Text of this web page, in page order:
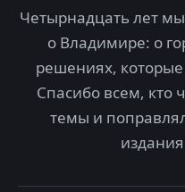
Четырнадцать лет
о Владимире: о
решениях,
Спасибо всем, кто
темы и